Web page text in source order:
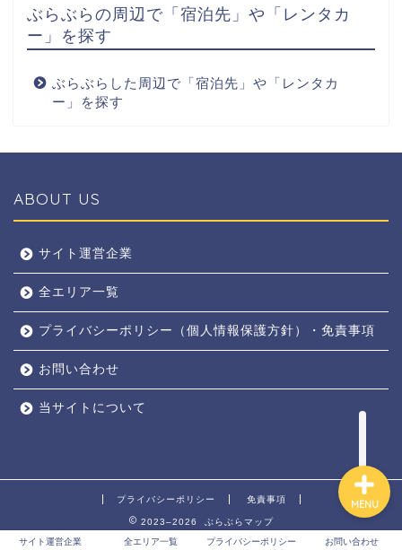
ぶらぶらの周辺で「宿泊先」や「レンタカ
ー」を探す
ぶらぶらした周辺で「宿泊先」や「レンタカ
ー」を探す
ABOUT US
サイト運営企業
全エリア一覧
プライバシーポリシー（個人情報保護方針）・免責事項
お問い合わせ
当サイトについて
プライバシーポリシー 免責事項
2023–2026 ぶらぶらマップ
サイト運営企業 全エリア一覧
プライバシーポリシー
お問い合わせ
MENU
奈良